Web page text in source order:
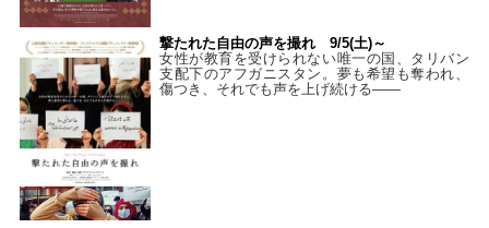
撃たれた自由の声を撮れ 9/5(土)～
女性が教育を受けられない唯一の国、タリバン
支配下のアフガニスタン。夢も希望も奪われ、
傷つき、それでも声を上げ続ける——